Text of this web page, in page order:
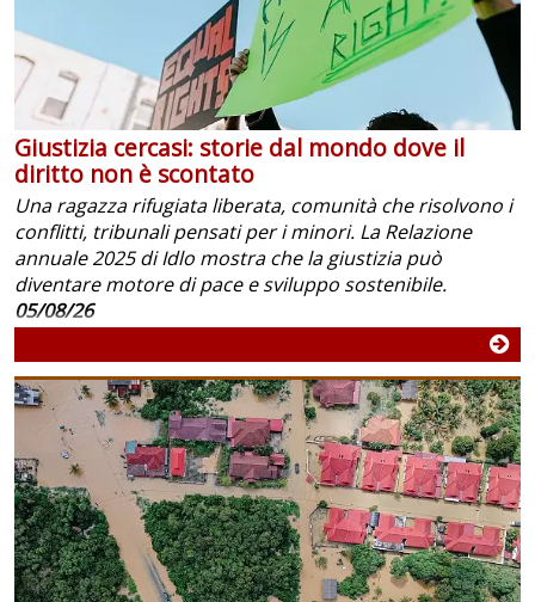
Giustizia cercasi: storie dal mondo dove il
diritto non è scontato
Una ragazza rifugiata liberata, comunità che risolvono i
conflitti, tribunali pensati per i minori. La Relazione
annuale 2025 di Idlo mostra che la giustizia può
diventare motore di pace e sviluppo sostenibile.
05/08/26